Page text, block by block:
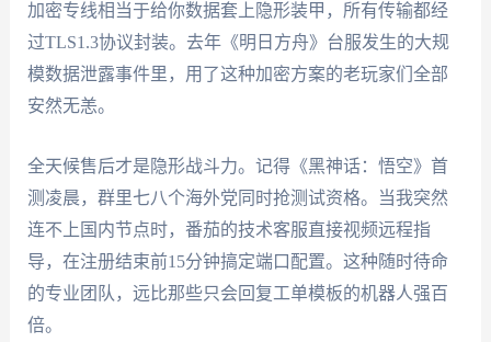
加密专线相当于给你数据套上隐形装甲，所有传输都经
过TLS1.3协议封装。去年《明日方舟》台服发生的大规
模数据泄露事件里，用了这种加密方案的老玩家们全部
安然无恙。
全天候售后才是隐形战斗力。记得《黑神话：悟空》首
测凌晨，群里七八个海外党同时抢测试资格。当我突然
连不上国内节点时，番茄的技术客服直接视频远程指
导，在注册结束前15分钟搞定端口配置。这种随时待命
的专业团队，远比那些只会回复工单模板的机器人强百
倍。